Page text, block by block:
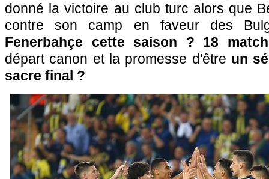
donné la victoire au club turc alors que
contre son camp en faveur des
Fenerbahçe cette saison ? 18
départ canon et la promesse d'être un
sacre final ?